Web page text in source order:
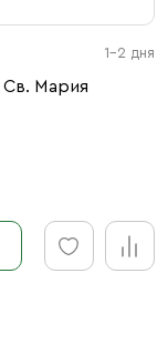
1-2 дня
Св. Мария